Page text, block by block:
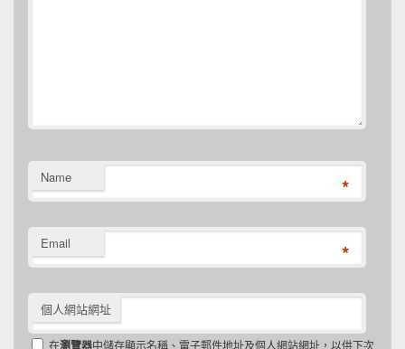
Name *
Email *
個人網站網址
在 中儲存顯示名稱、電子郵件地址及個人網站網址，以供下次